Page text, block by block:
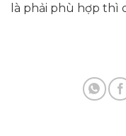
là phải phù hợp thì